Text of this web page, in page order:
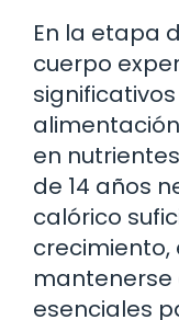
En la etapa
cuerpo
en
de 14 años
calórico
mantenerse
esenciales